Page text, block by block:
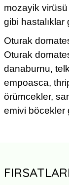
mozayik virüsü
gibi hastalıklar
Oturak
Oturak
danaburnu,
empoasca,
örümcekler,
emivi böcekler